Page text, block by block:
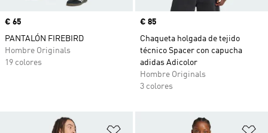
Precio
€ 65
PANTALÓN FIREBIRD
Hombre Originals
19 colores
Precio
€ 85
Chaqueta holgada de tejido
técnico Spacer con capucha
adidas Adicolor
Hombre Originals
3 colores
Añadir a la lista de deseos